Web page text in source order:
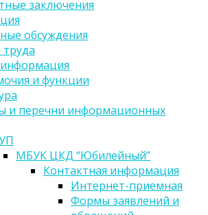
заключения
обсуждения
и функции
и перечни информационных
МБУК ЦКД “Юбилейный”
Контактная информация
Интернет-приемная
Формы заявлений и